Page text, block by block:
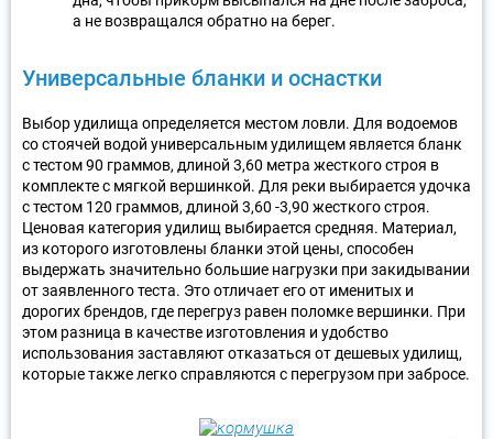
а не возвращался обратно на берег.
Универсальные бланки и оснастки
Выбор удилища определяется местом ловли. Для водоемов
со стоячей водой универсальным удилищем является бланк
с тестом 90 граммов, длиной 3,60 метра жесткого строя в
комплекте с мягкой вершинкой. Для реки выбирается удочка
с тестом 120 граммов, длиной 3,60 -3,90 жесткого строя.
Ценовая категория удилищ выбирается средняя. Материал,
из которого изготовлены бланки этой цены, способен
выдержать значительно большие нагрузки при закидывании
от заявленного теста. Это отличает его от именитых и
дорогих брендов, где перегруз равен поломке вершинки. При
этом разница в качестве изготовления и удобство
использования заставляют отказаться от дешевых удилищ,
которые также легко справляются с перегрузом при забросе.